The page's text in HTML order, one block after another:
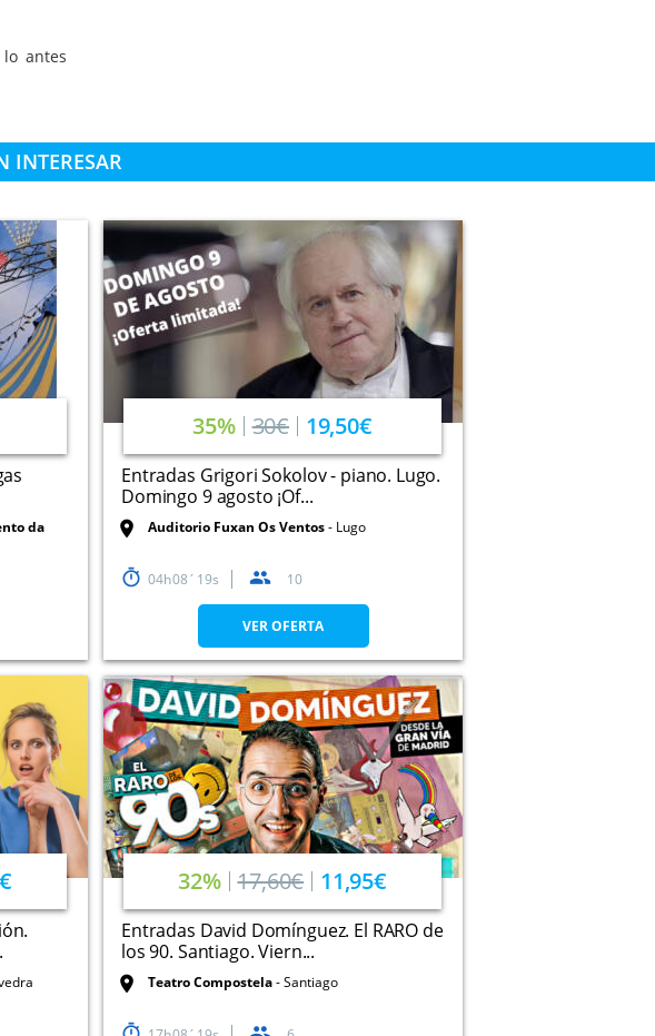
antes
INTERESAR
da
35% 30€ 19,50€
Entradas Grigori Sokolov - piano. Lugo.
Domingo 9 agosto ¡Of...
Auditorio Fuxan Os Ventos Lugo
04 08 19 10
VER OFERTA
32% 17,60€ 11,95€
Entradas David Domínguez. El RARO de
los 90. Santiago. Viern...
Teatro Compostela Santiago